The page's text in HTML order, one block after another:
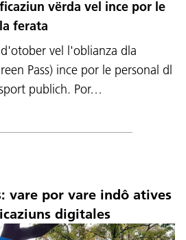
vërda vel ince por le
ferata
vel l'oblianza dla
Pass) ince por le personal dl
publich. Por…
vare por vare indô atives
digitales